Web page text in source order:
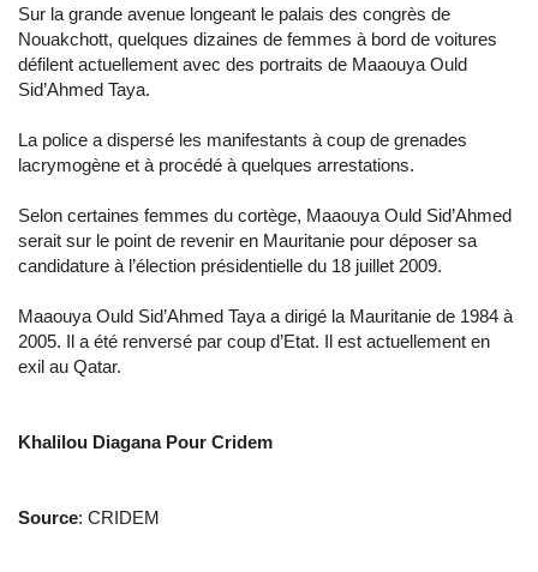
Sur la grande avenue longeant le palais des congrès de
Nouakchott, quelques dizaines de femmes à bord de voitures
défilent actuellement avec des portraits de Maaouya Ould
Sid’Ahmed Taya.
La police a dispersé les manifestants à coup de grenades
lacrymogène et à procédé à quelques arrestations.
Selon certaines femmes du cortège, Maaouya Ould Sid’Ahmed
serait sur le point de revenir en Mauritanie pour déposer sa
candidature à l’élection présidentielle du 18 juillet 2009.
Maaouya Ould Sid’Ahmed Taya a dirigé la Mauritanie de 1984 à
2005. Il a été renversé par coup d’Etat. Il est actuellement en
exil au Qatar.
Khalilou Diagana Pour Cridem
Source: CRIDEM